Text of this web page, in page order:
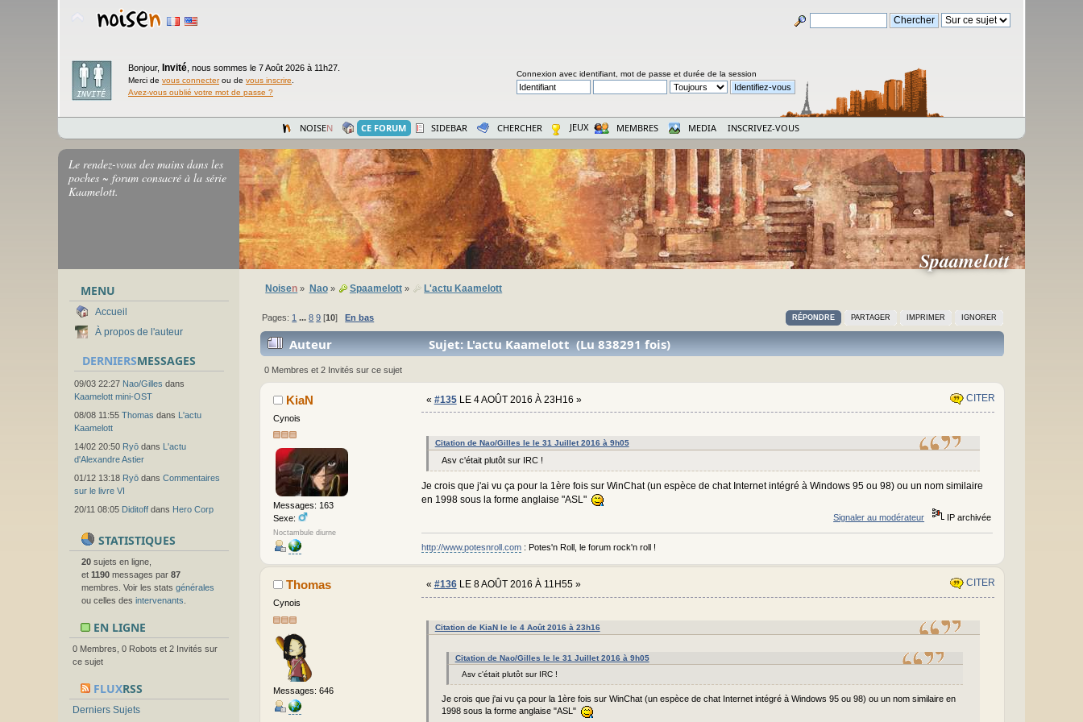
Bonjour, Invité nous sommes le 7 Août 2026 à 11h27.
Merci de vous connecterou de vous inscrire
Avez-vous oublié votre mot de passe ?
Connexion avec identifiant, mot de passe et durée de la session
NOISEN CE FORUM SIDEBAR CHERCHER JEUX MEMBRES MEDIA INSCRIVEZ-VOUS
Le rendez-vous des mains dans les
poches ~ forum consacré à la série
Kaamelott.
MENU
Accueil
À propos de l'auteur
DERNIERSMESSAGES
09/03 22:27 Nao/Gilles dans
Kaamelott mini-OST
08/08 11:55 Thomas dans L'actu
Kaamelott
14/02 20:50 Ryō dans L'actu
d'Alexandre Astier
01/12 13:18 Ryō dans Commentaires
sur le livre VI
20/11 08:05 Diditoff dans Hero Corp
STATISTIQUES
20 sujets en ligne,
et 1190 messages par 87
membres. Voir les stats générales
ou celles des intervenants
EN LIGNE
0 Membres, 0 Robots et 2 Invités sur
ce sujet
FLUXRSS
Derniers Sujets
Spaamelott
Noisen » Nao» Spaamelott» L'actu Kaamelott
RÉPONDRE PARTAGER IMPRIMER IGNORER
Pages: 1 ...8 9 [10]En bas
Auteur Sujet: L'actu Kaamelott (Lu 838291 fois)
0 Membres et 2 Invités sur ce sujet
KiaN
Cynois
Messages: 163
Sexe:
Noctambule diurne
« #135LE 4 AOÛT 2016 À 23H16 » CITER
Citation de Nao/Gilles le le 31 Juillet 2016 à 9h05
Asv c'était plutôt sur IRC !
Je crois que j'ai vu ça pour la 1ère fois sur WinChat (un espèce de chat Internet intégré à Windows 95 ou 98) ou un nom similaire
en 1998 sous la forme anglaise "ASL"
Signaler au modérateur IP archivée
http://www.potesnroll.com: Potes'n Roll, le forum rock'n roll !
Thomas
Cynois
Messages: 646
« #136LE 8 AOÛT 2016 À 11H55 » CITER
Citation de KiaN le le 4 Août 2016 à 23h16
Citation de Nao/Gilles le le 31 Juillet 2016 à 9h05
Asv c'était plutôt sur IRC !
Je crois que j'ai vu ça pour la 1ère fois sur WinChat (un espèce de chat Internet intégré à Windows 95 ou 98) ou un nom similaire en
1998 sous la forme anglaise "ASL"